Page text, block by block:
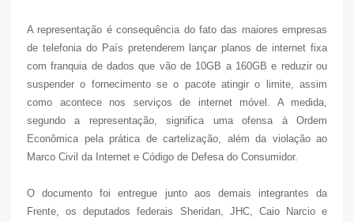
A representação é consequência do fato das maiores empresas
de telefonia do País pretenderem lançar planos de internet fixa
com franquia de dados que vão de 10GB a 160GB e reduzir ou
suspender o fornecimento se o pacote atingir o limite, assim
como acontece nos serviços de internet móvel. A medida,
segundo a representação, significa uma ofensa à Ordem
Econômica pela prática de cartelização, além da violação ao
Marco Civil da Internet e Código de Defesa do Consumidor.
O documento foi entregue junto aos demais integrantes da
Frente, os deputados federais Sheridan, JHC, Caio Narcio e